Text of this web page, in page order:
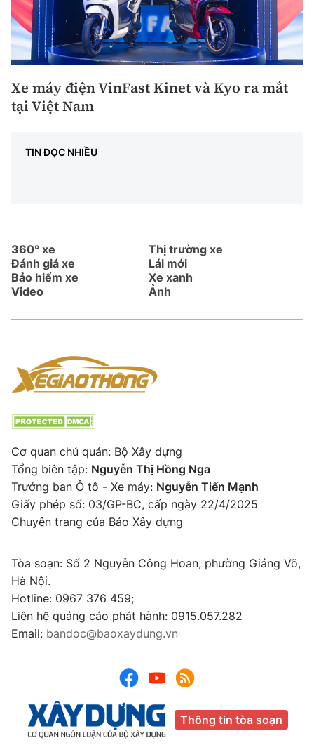
Xe máy điện VinFast Kinet và Kyo ra mắt
tại Việt Nam
TIN ĐỌC NHIỀU
360° xe
Thị trường xe
Đánh giá xe
Lái mới
Bảo hiểm xe
Xe xanh
Video
Ảnh
Cơ quan chủ quản: Bộ Xây dựng
Tổng biên tập: Nguyễn Thị Hồng Nga
Trưởng ban Ô tô - Xe máy: Nguyễn Tiến Mạnh
Giấy phép số: 03/GP-BC, cấp ngày 22/4/2025
Chuyên trang của Báo Xây dựng
Tòa soạn: Số 2 Nguyễn Công Hoan, phường Giảng Võ,
Hà Nội.
Hotline: 0967 376 459;
Liên hệ quảng cáo phát hành: 0915.057.282
Email: bandoc@baoxaydung.vn
Thông tin tòa soạn